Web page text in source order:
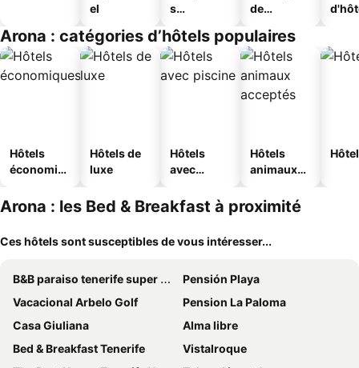
el
s
s
de
Arona : catégories d’hôtels populaires
Hôtels
économiq
Hôtels de
luxe
Hôtels
avec
Hôtels
animaux
Arona : les Bed & Breakfast à proximité
Ces hôtels sont susceptibles de vous intéresser...
B&B paraiso tenerife super suite
Pensión Playa
Vacacional Arbelo Golf
Pension La Paloma
Casa Giuliana
Alma libre
Bed & Breakfast Tenerife
Vistalroque